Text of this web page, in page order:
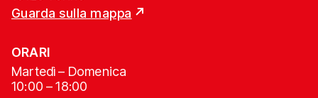
Guarda sulla mappa
ORARI
Martedì – Domenica
10:00 – 18:00